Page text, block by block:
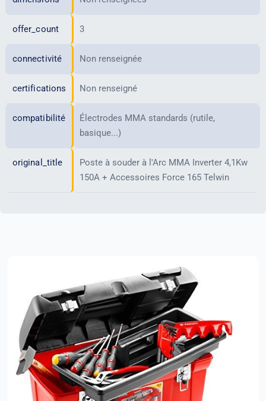
offer_count 3
connectivité Non renseignée
certifications Non renseigné
compatibilité
Électrodes MMA standards (rutile,
basique...)
original_title
Poste à souder à l'Arc MMA Inverter 4,1Kw
150A + Accessoires Force 165 Telwin